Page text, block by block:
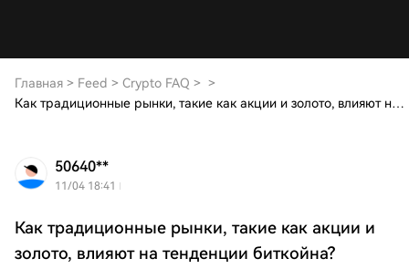
Главная > Feed > Crypto FAQ > >
Как традиционные рынки, такие как акции и золото, влияют на тенденции биткойна?
50640**
11/04 18:41
Как традиционные рынки, такие как акции и
золото, влияют на тенденции биткойна?